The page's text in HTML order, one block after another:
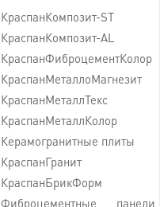
КраспанКомпозит-ST
КраспанКомпозит-AL
КраспанФиброцементКолор
КраспанМеталлоМагнезит
КраспанМеталлТекс
КраспанМеталлКолор
Керамогранитные плиты
КраспанГранит
КраспанБрикФорм
Фиброцементные панели